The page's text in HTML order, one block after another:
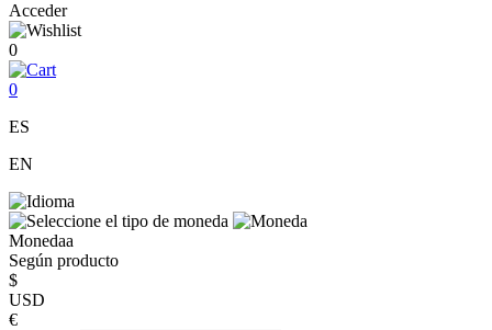
Acceder
0
0
ES
EN
Monedaa
Según producto
$
USD
€